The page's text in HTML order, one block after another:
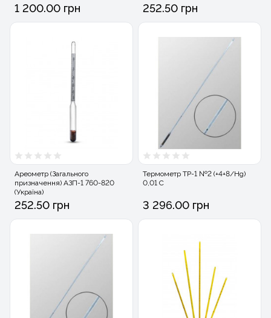
1 200.00 грн 252.50 грн
Ареометр (Загального
призначення) АЗП-1 760-820
(Україна)
252.50 грн
Термометр ТР-1 №2 (+4+8/Hg)
0,01 С
3 296.00 грн